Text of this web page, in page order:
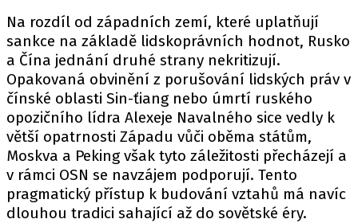
Na rozdíl od západních zemí, které uplatňují
sankce na základě lidskoprávních hodnot, Rusko
a Čína jednání druhé strany nekritizují.
Opakovaná obvinění z porušování lidských práv v
čínské oblasti Sin-ťiang nebo úmrtí ruského
opozičního lídra Alexeje Navalného sice vedly k
větší opatrnosti Západu vůči oběma státům,
Moskva a Peking však tyto záležitosti přecházejí a
v rámci OSN se navzájem podporují. Tento
pragmatický přístup k budování vztahů má navíc
dlouhou tradici sahající až do sovětské éry.